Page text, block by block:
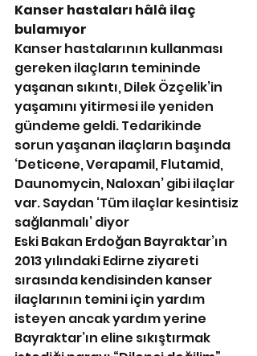
Kanser hastaları hâlâ ilaç
bulamıyor
Kanser hastalarının kullanması
gereken ilaçların temininde
yaşanan sıkıntı, Dilek Özçelik’in
yaşamını yitirmesi ile yeniden
gündeme geldi. Tedarikinde
sorun yaşanan ilaçların başında
‘Deticene, Verapamil, Flutamid,
Daunomycin, Naloxan’ gibi ilaçlar
var. Saydan ‘Tüm ilaçlar kesintisiz
sağlanmalı’ diyor
Eski Bakan Erdoğan Bayraktar’ın
2013 yılındaki Edirne ziyareti
sırasında kendisinden kanser
ilaçlarının temini için yardım
isteyen ancak yardım yerine
Bayraktar’ın eline sıkıştırmak